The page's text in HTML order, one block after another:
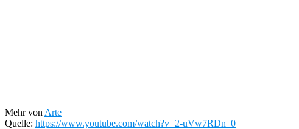
Mehr von Arte
Quelle: https://www.youtube.com/watch?v=2-uVw7RDn_0